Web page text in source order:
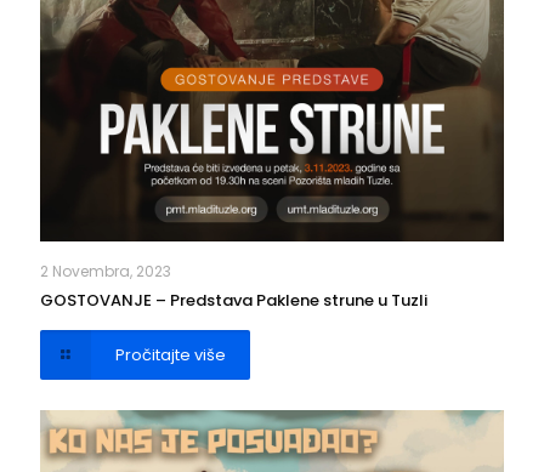
2 Novembra, 2023
GOSTOVANJE – Predstava Paklene strune u Tuzli
Pročitajte više